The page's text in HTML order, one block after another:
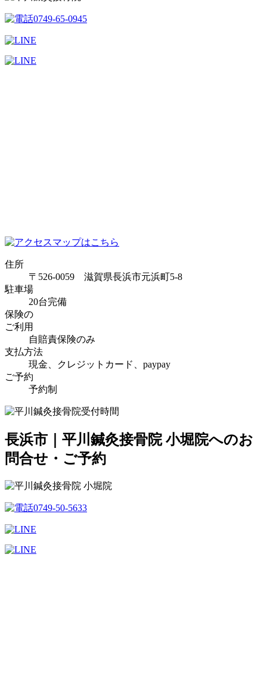
住所
〒526-0059 滋賀県長浜市元浜町5-8
駐車場
20台完備
保険の
ご利用
自賠責保険のみ
支払方法
現金、クレジットカード、paypay
ご予約
予約制
長浜市｜平川鍼灸接骨院 小堀院へのお
問合せ・ご予約